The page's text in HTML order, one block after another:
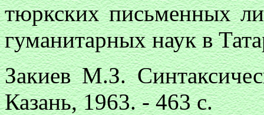
тюркских письменных
гуманитарных наук в
Закиев М.З.
Казань, 1963. - 463 с.